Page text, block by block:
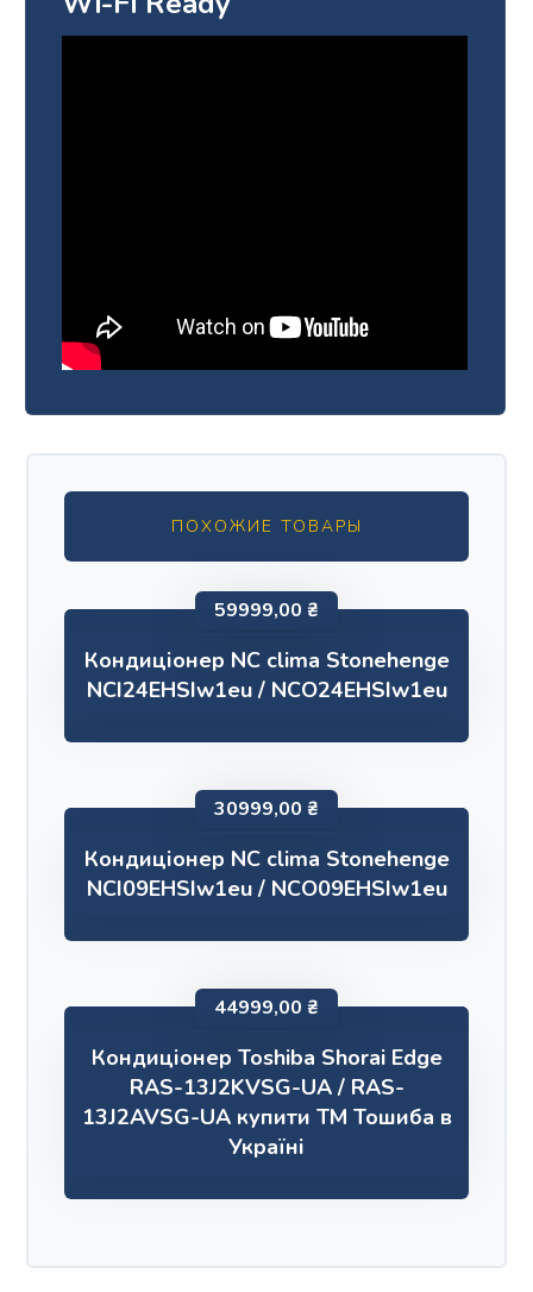
ПОХОЖИЕ ТОВАРЫ
Кондиціонер NC clima Stonehenge
NCI24EHSIw1eu / NCO24EHSIw1eu
59999,00 ₴
Кондиціонер NC clima Stonehenge
NCI09EHSIw1eu / NCO09EHSIw1eu
30999,00 ₴
Кондиціонер Toshiba Shorai Edge
RAS-13J2KVSG-UA / RAS-
13J2AVSG-UA купити ТМ Тошиба в
Україні
44999,00 ₴